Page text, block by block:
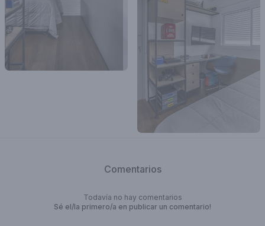
Comentarios
Todavía no hay comentarios
Sé el/la primero/a en publicar un comentario!